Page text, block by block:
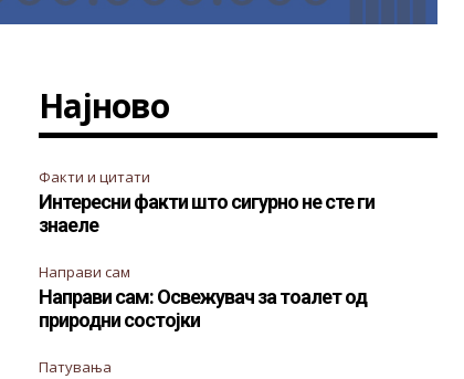
Најново
Факти и цитати
Интересни факти што сигурно не сте ги
знаеле
Направи сам
Направи сам: Освежувач за тоалет од
природни состојки
Патувања